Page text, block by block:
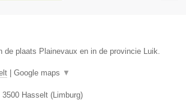
de plaats Plainevaux en in de provincie Luik.
| Google maps ▼
3500 Hasselt (Limburg)